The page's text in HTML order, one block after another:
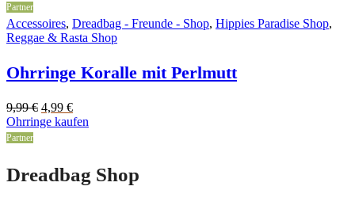
Partner
Accessoires, Dreadbag - Freunde - Shop, Hippies Paradise Shop,
Reggae & Rasta Shop
Ohrringe Koralle mit Perlmutt
9,99€ Original
price
4,99 €Current
price
Ohrringe kaufen
Partner
Dreadbag Shop